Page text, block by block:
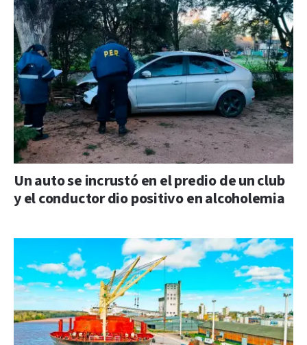
Un auto se incrustó en el predio de un club
y el conductor dio positivo en alcoholemia